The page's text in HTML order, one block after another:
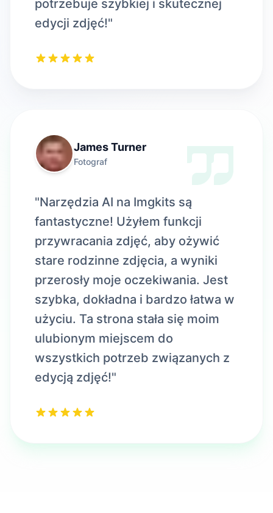
potrzebuje szybkiej i skutecznej
edycji zdjęć!"
James Turner
Fotograf
"Narzędzia AI na Imgkits są
fantastyczne! Użyłem funkcji
przywracania zdjęć, aby ożywić
stare rodzinne zdjęcia, a wyniki
przerosły moje oczekiwania. Jest
szybka, dokładna i bardzo łatwa w
użyciu. Ta strona stała się moim
ulubionym miejscem do
wszystkich potrzeb związanych z
edycją zdjęć!"